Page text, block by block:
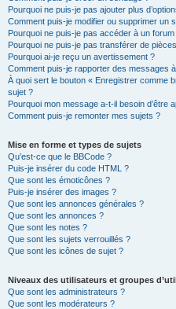
Pourquoi ne puis-je pas ajouter plus
Comment puis-je modifier ou supprimer un
Pourquoi ne puis-je pas accéder à un forum
Pourquoi ne puis-je pas transférer de
Pourquoi ai-je reçu un avertissement ?
Comment puis-je rapporter des messages
À quoi sert le bouton « Enregistrer comme
sujet ?
Pourquoi mon message a-t-il besoin d’être
Comment puis-je remonter mes sujets ?
Mise en forme et types de sujets
Qu’est-ce que le BBCode ?
Puis-je insérer du code HTML ?
Que sont les émoticônes ?
Puis-je insérer des images ?
Que sont les annonces générales ?
Que sont les annonces ?
Que sont les notes ?
Que sont les sujets verrouillés ?
Que sont les icônes de sujet ?
Niveaux des utilisateurs et groupes
Que sont les administrateurs ?
Que sont les modérateurs ?